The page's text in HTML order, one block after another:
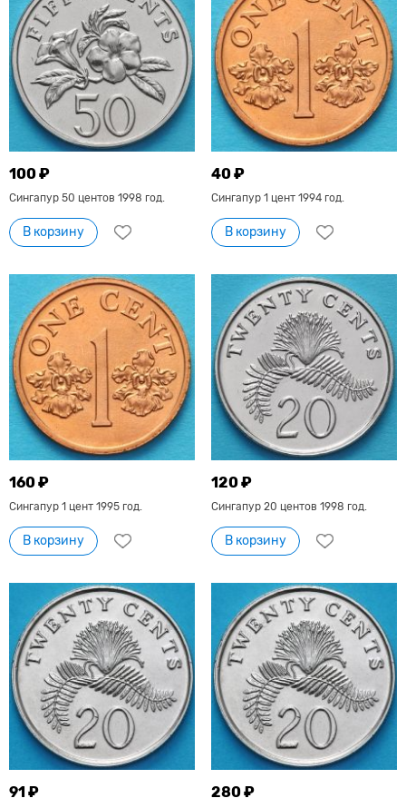
100 ₽
Сингапур 50 центов 1998 год.
В корзину
40 ₽
Сингапур 1 цент 1994 год.
В корзину
160 ₽
Сингапур 1 цент 1995 год.
В корзину
120 ₽
Сингапур 20 центов 1998 год.
В корзину
91 ₽ 280 ₽